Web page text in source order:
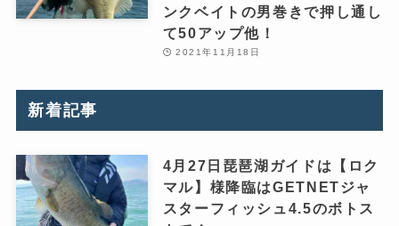
ンクベイトの男巻きで押し通し
て50アップ他！
2021年11月18日
新着記事
4月27日琵琶湖ガイドは【ロク
マル】様降臨はGETNETジャ
スターフィッシュ4.5のボトス